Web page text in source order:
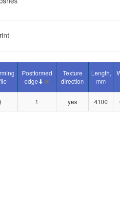
Postformed
edge
Texture
direction
Length,
mm
1 yes 4100